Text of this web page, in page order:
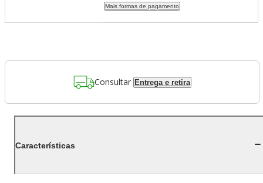
Mais formas de pagamento
Consultar Entrega e retira
Características